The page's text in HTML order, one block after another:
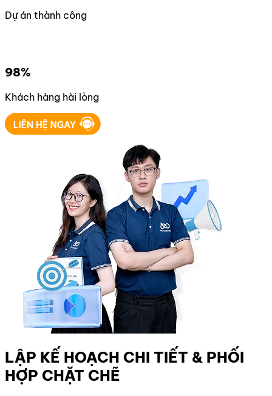
Dự án thành công
98%
Khách hàng hài lòng
LẬP KẾ HOẠCH CHI TIẾT & PHỐI
HỢP CHẶT CHẼ